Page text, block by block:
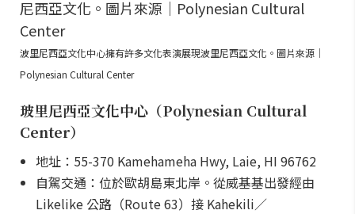
波里尼西亞文化中心擁有許多文化表演展現波里尼西亞文化。圖片來源｜
Polynesian Cultural Center
玻里尼西亞文化中心（Polynesian Cultural
Center）
地址：55-370 Kamehameha Hwy, Laie, HI 96762
自駕交通：位於歐胡島東北岸。從威基基出發經由
Likelike 公路（Route 63）接 Kahekili／